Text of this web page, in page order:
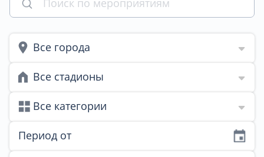
Все города
Все стадионы
Все категории
Период от